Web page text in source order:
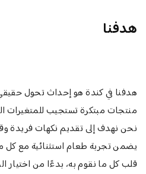
هدفنا
هدفنا في كندة هو إحداث تحول
منتجات مبتكرة تستجيب للمتغيرات
نحن نهدف إلى تقديم نكهات فريدة
يضمن تجربة طعام استثنائية مع كل
قلب كل ما نقوم به، بدءًا من اختيار